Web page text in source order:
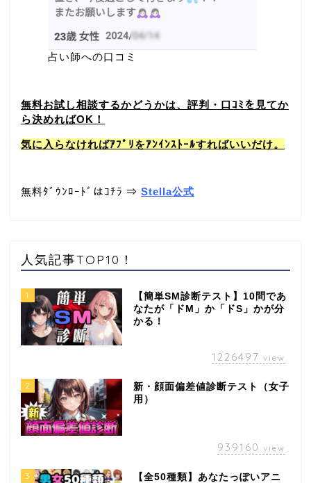
占い師への口コミ
無料お試し相談するかどうかは、評判・口ｺﾐを見てか
ら決めればOK！
気に入らなければｱﾌﾟﾘをｱﾝｲﾝｽﾄｰﾙすればいいだけ。
無料ﾀﾞｳﾝﾛｰﾄﾞはｺﾁﾗ ⇒ Stella公式
人気記事TOP10！
1
【簡単SM診断テスト】10問であ
なたが「ドM」か「ドS」かが分
かる！
1226497 view
2
新・顔面偏差値診断テスト（女子
用）
939160 view
3
【全50種類】あなたっぽいアニ